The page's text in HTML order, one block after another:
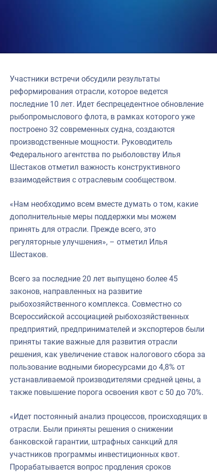
Участники встречи обсудили результаты
реформирования отрасли, которое ведется
последние 10 лет. Идет беспрецедентное обновление
рыбопромыслового флота, в рамках которого уже
построено 32 современных судна, создаются
производственные мощности. Руководитель
Федерального агентства по рыболовству Илья
Шестаков отметил важность конструктивного
взаимодействия с отраслевым сообществом.
«Нам необходимо всем вместе думать о том, какие
дополнительные меры поддержки мы можем
принять для отрасли. Прежде всего, это
регуляторные улучшения», – отметил Илья
Шестаков.
Всего за последние 20 лет выпущено более 45
законов, направленных на развитие
рыбохозяйственного комплекса. Совместно со
Всероссийской ассоциацией рыбохозяйственных
предприятий, предпринимателей и экспортеров были
приняты такие важные для развития отрасли
решения, как увеличение ставок налогового сбора за
пользование водными биоресурсами до 4,8% от
устанавливаемой производителями средней цены, а
также повышение порога освоения квот с 50 до 70%.
«Идет постоянный анализ процессов, происходящих в
отрасли. Были приняты решения о снижении
банковской гарантии, штрафных санкций для
участников программы инвестиционных квот.
Прорабатывается вопрос продления сроков